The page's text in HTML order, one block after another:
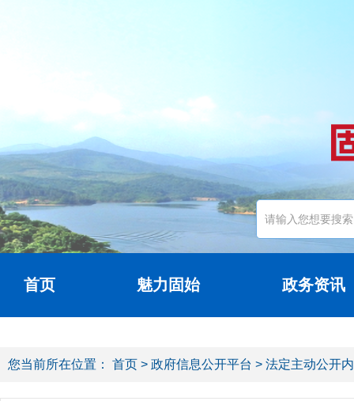
首页 魅力固始 政务资讯
您当前所在位置： 首页 > 政府信息公开平台 > 法定主动公开